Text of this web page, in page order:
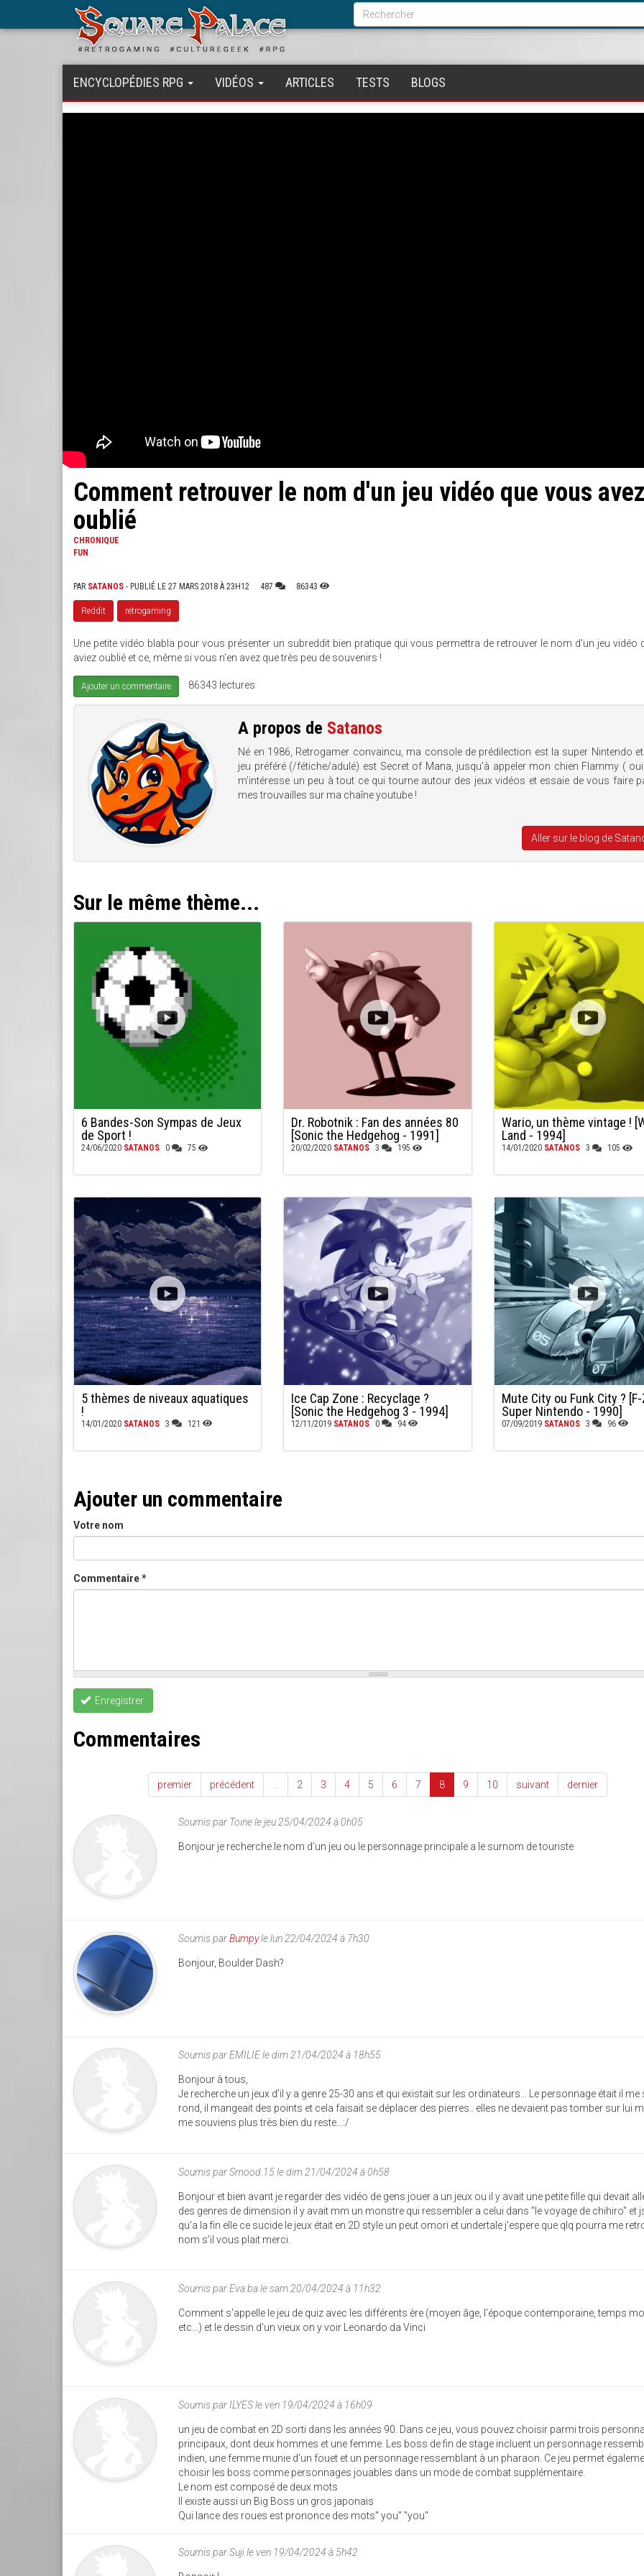
Formulaire
de
recherche
Rechercher
ENCYCLOPÉDIES RPG VIDÉOS ARTICLES TESTS BLOGS
Comment retrouver le nom d'un jeu vidéo que vous avez
oublié
CHRONIQUE
FUN
PAR SATANOS - PUBLIÉ LE 27 MARS 2018 À 23H12 487 86343
Reddit retrogaming
Une petite vidéo blabla pour vous présenter un subreddit bien pratique qui vous permettra de retrouver le nom d'un jeu vidéo
aviez oublié et ce, même si vous n'en avez que très peu de souvenirs !
Ajouter un commentaire 86343 lectures
A propos de Satanos
Né en 1986, Retrogamer convaincu, ma console de prédilection est la super Nintendo
jeu préféré (/fétiche/adulé) est Secret of Mana, jusqu'à appeler mon chien Flammy (
m'intéresse un peu à tout ce qui tourne autour des jeux vidéos et essaie de vous faire
mes trouvailles sur ma chaîne youtube !
Aller sur le blog de
Sur le même thème...
6 Bandes-Son Sympas de Jeux
de Sport !
24/06/2020 SATANOS 0 75
Dr. Robotnik : Fan des années 80
[Sonic the Hedgehog - 1991]
20/02/2020 SATANOS 3 195
Wario, un thème vintage !
Land - 1994]
14/01/2020 SATANOS 3 105
5 thèmes de niveaux aquatiques
!
14/01/2020 SATANOS 3 121
Ice Cap Zone : Recyclage ?
[Sonic the Hedgehog 3 - 1994]
12/11/2019 SATANOS 0 94
Mute City ou Funk City ?
Super Nintendo - 1990]
07/09/2019 SATANOS 3 96
Ajouter un commentaire
Votre nom
Commentaire*
Enregistrer
Commentaires
premier précédent 2 3 4 5 6 7 8 9 10 suivant dernier
Soumis par Toinele jeu 25/04/2024 à 0h05
Bonjour je recherche le nom d’un jeu ou le personnage principale a le surnom de touriste
Soumis parBumpyle lun 22/04/2024 à 7h30
Bonjour, Boulder Dash?
Soumis parEMILIEle dim 21/04/2024 à 18h55
Bonjour à tous,
Je recherche un jeux d’il y a genre 25-30 ans et qui existait sur les ordinateurs… Le personnage était il me
rond, il mangeait des points et cela faisait se déplacer des pierres.. elles ne devaient pas tomber sur lui
me souviens plus très bien du reste…:/
Soumis parSmood.15le dim 21/04/2024 à 0h58
Bonjour et bien avant je regarder des vidéo de gens jouer a un jeux ou il y avait une petite fille qui devait
des genres de dimension il y avait mm un monstre qui ressembler a celui dans "le voyage de chihiro" et
qu'a la fin elle ce sucide le jeux était en 2D style un peut omori et undertale j'espere que qlq pourra me
nom s'il vous plait merci.
Soumis parEva bale sam 20/04/2024 à 11h32
Comment s'appelle le jeu de quiz avec les différents ère (moyen âge, l'époque contemporaine, temps
etc...) et le dessin d'un vieux on y voir Leonardo da Vinci
Soumis par ILYESle ven 19/04/2024 à 16h09
un jeu de combat en 2D sorti dans les années 90. Dans ce jeu, vous pouvez choisir parmi trois
principaux, dont deux hommes et une femme. Les boss de fin de stage incluent un personnage
indien, une femme munie d'un fouet et un personnage ressemblant à un pharaon. Ce jeu permet
choisir les boss comme personnages jouables dans un mode de combat supplémentaire.
Le nom est composé de deux mots
Il existe aussi un Big Boss un gros japonais
Qui lance des roues est prononce des mots" you" "you"
Soumis parSujile ven 19/04/2024 à 5h42